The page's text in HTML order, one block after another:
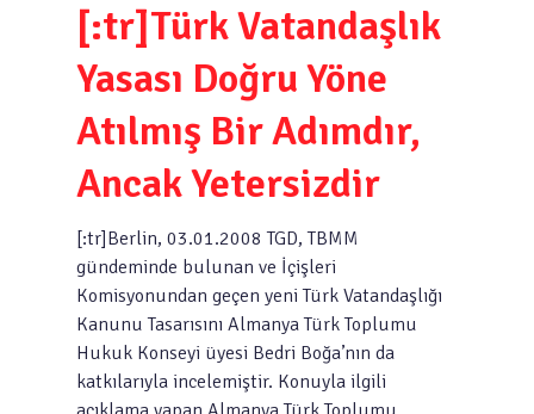
[:tr]Türk Vatandaşlık
Yasası Doğru Yöne
Atılmış Bir Adımdır,
Ancak Yetersizdir
[:tr]Berlin, 03.01.2008 TGD, TBMM
gündeminde bulunan ve İçişleri
Komisyonundan geçen yeni Türk Vatandaşlığı
Kanunu Tasarısını Almanya Türk Toplumu
Hukuk Konseyi üyesi Bedri Boğa’nın da
katkılarıyla incelemiştir. Konuyla ilgili